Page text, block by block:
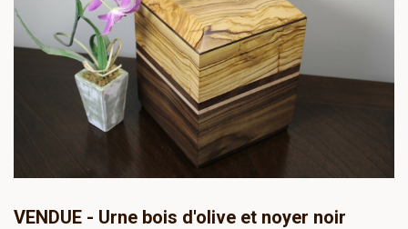
VENDUE - Urne bois d'olive et noyer noir